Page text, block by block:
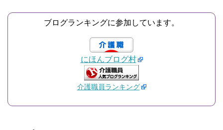
ブログランキングに参加しています。
にほんブログ村
介護職員ランキング